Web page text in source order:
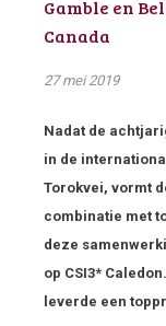
Gamble en
Canada
27 mei 2019
Nadat de
in de
Torokvei, vormt
combinatie met
deze
op CSI3*
leverde een